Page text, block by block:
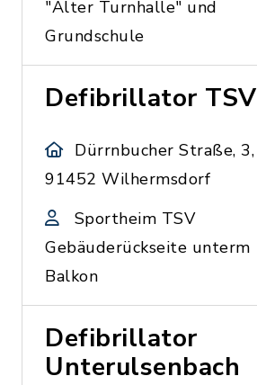
"Alter Turnhalle" und
Grundschule
Defibrillator TSV
Dürrnbucher Straße, 3,
91452 Wilhermsdorf
Sportheim TSV
Gebäuderückseite unterm
Balkon
Defibrillator
Unterulsenbach